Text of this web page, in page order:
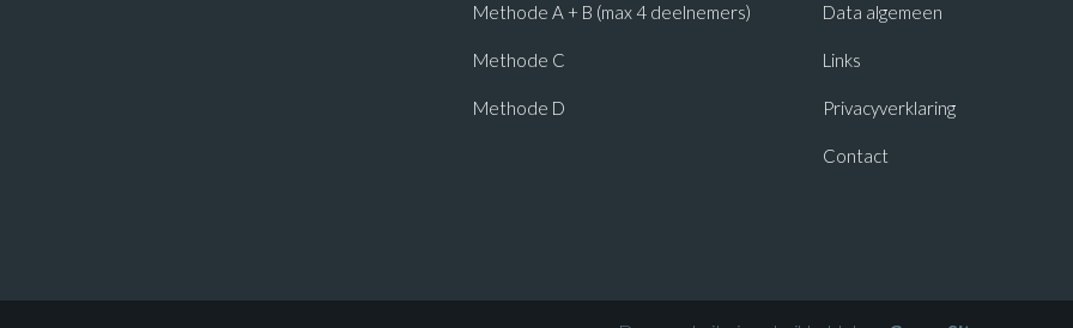
Methode A + B (max 4 deelnemers)
Methode C
Methode D
Data algemeen
Links
Privacyverklaring
Contact